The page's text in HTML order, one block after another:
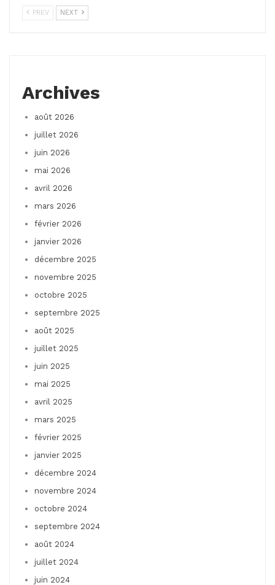
PREV NEXT
Archives
août 2026
juillet 2026
juin 2026
mai 2026
avril 2026
mars 2026
février 2026
janvier 2026
décembre 2025
novembre 2025
octobre 2025
septembre 2025
août 2025
juillet 2025
juin 2025
mai 2025
avril 2025
mars 2025
février 2025
janvier 2025
décembre 2024
novembre 2024
octobre 2024
septembre 2024
août 2024
juillet 2024
juin 2024